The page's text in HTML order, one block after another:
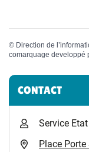
© Direction de
comarquage developpé
CONTACT
Service Etat
Place